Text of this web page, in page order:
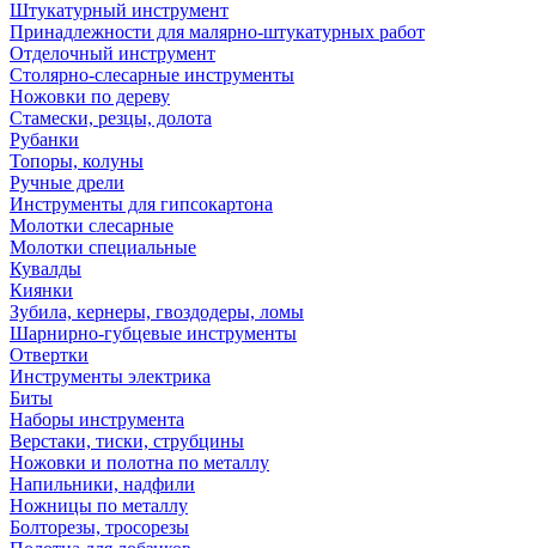
Штукатурный инструмент
Принадлежности для малярно-штукатурных работ
Отделочный инструмент
Столярно-слесарные инструменты
Ножовки по дереву
Стамески, резцы, долота
Рубанки
Топоры, колуны
Ручные дрели
Инструменты для гипсокартона
Молотки слесарные
Молотки специальные
Кувалды
Киянки
Зубила, кернеры, гвоздодеры, ломы
Шарнирно-губцевые инструменты
Отвертки
Инструменты электрика
Биты
Наборы инструмента
Верстаки, тиски, струбцины
Ножовки и полотна по металлу
Напильники, надфили
Ножницы по металлу
Болторезы, тросорезы